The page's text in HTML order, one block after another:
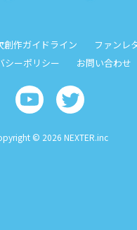
創作ガイドライン
ファンレ
シーポリシー
お問い合わせ
© 2026 NEXTER.inc